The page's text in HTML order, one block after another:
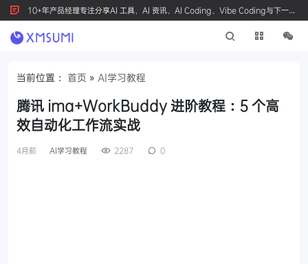
10+年产品经理专注分享AI 工具、AI 资讯、AI Coding、Vibe Coding与下一代
产品创新，按 Ctrl+D 收藏我们
当前位置： 首页 » AI学习教程
腾讯 ima+WorkBuddy 进阶教程：5 个高
效自动化工作流实战
4月前 AI学习教程 2287 0